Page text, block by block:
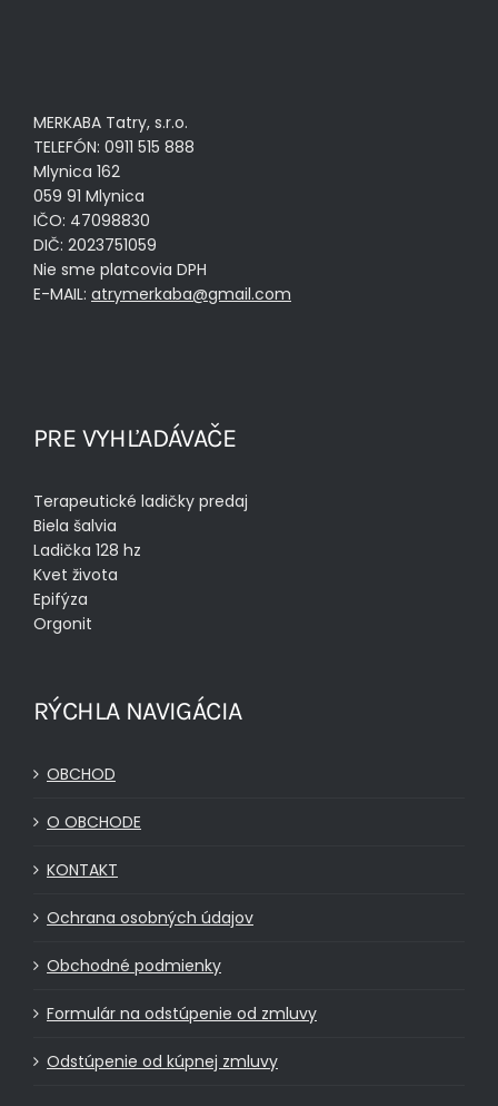
MERKABA Tatry, s.r.o.
TELEFÓN: 0911 515 888
Mlynica 162
059 91 Mlynica
IČO: 47098830
DIČ: 2023751059
Nie sme platcovia DPH
E-MAIL: atrymerkaba@gmail.com
PRE VYHĽADÁVAČE
Terapeutické ladičky predaj
Biela šalvia
Ladička 128 hz
Kvet života
Epifýza
Orgonit
RÝCHLA NAVIGÁCIA
OBCHOD
O OBCHODE
KONTAKT
Ochrana osobných údajov
Obchodné podmienky
Formulár na odstúpenie od zmluvy
Odstúpenie od kúpnej zmluvy